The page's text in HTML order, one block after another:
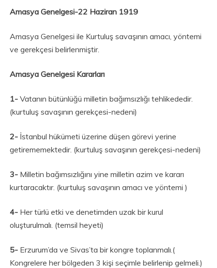
Amasya Genelgesi-22 Haziran 1919
Amasya Genelgesi ile Kurtuluş savaşının amacı, yöntemi
ve gerekçesi belirlenmiştir.
Amasya Genelgesi Kararları
1- Vatanın bütünlüğü milletin bağımsızlığı tehlikededir.
(kurtuluş savaşının gerekçesi-nedeni)
2- İstanbul hükümeti üzerine düşen görevi yerine
getirememektedir. (kurtuluş savaşının gerekçesi-nedeni)
3- Milletin bağımsızlığını yine milletin azim ve kararı
kurtaracaktır. (kurtuluş savaşının amacı ve yöntemi )
4- Her türlü etki ve denetimden uzak bir kurul
oluşturulmalı. (temsil heyeti)
5- Erzurum’da ve Sivas’ta bir kongre toplanmalı.(
Kongrelere her bölgeden 3 kişi seçimle belirlenip gelmeli.)